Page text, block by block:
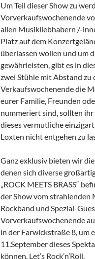
Um Teil dieser Show zu
Vorverkaufswochenende
allen Musikliebhabern /-
Platz auf dem
überlassen wollen und um
gewährleisten, gibt es in
zwei Stühle mit Abstand zu
Verkaufswochenende die
eurer Familie, Freunden
nummeriert sind, sollten
dieses vermutliche
Loxten nicht entgehen zu
Ganz exklusiv bieten wir
denen sich diverse
„ROCK MEETS BRASS“
der Show vom
Rockband und Spezial-
Vorverkaufswochenende
in der Farwickstraße 8, um
11.September dieses
können. Let’s Rock’n’Roll.